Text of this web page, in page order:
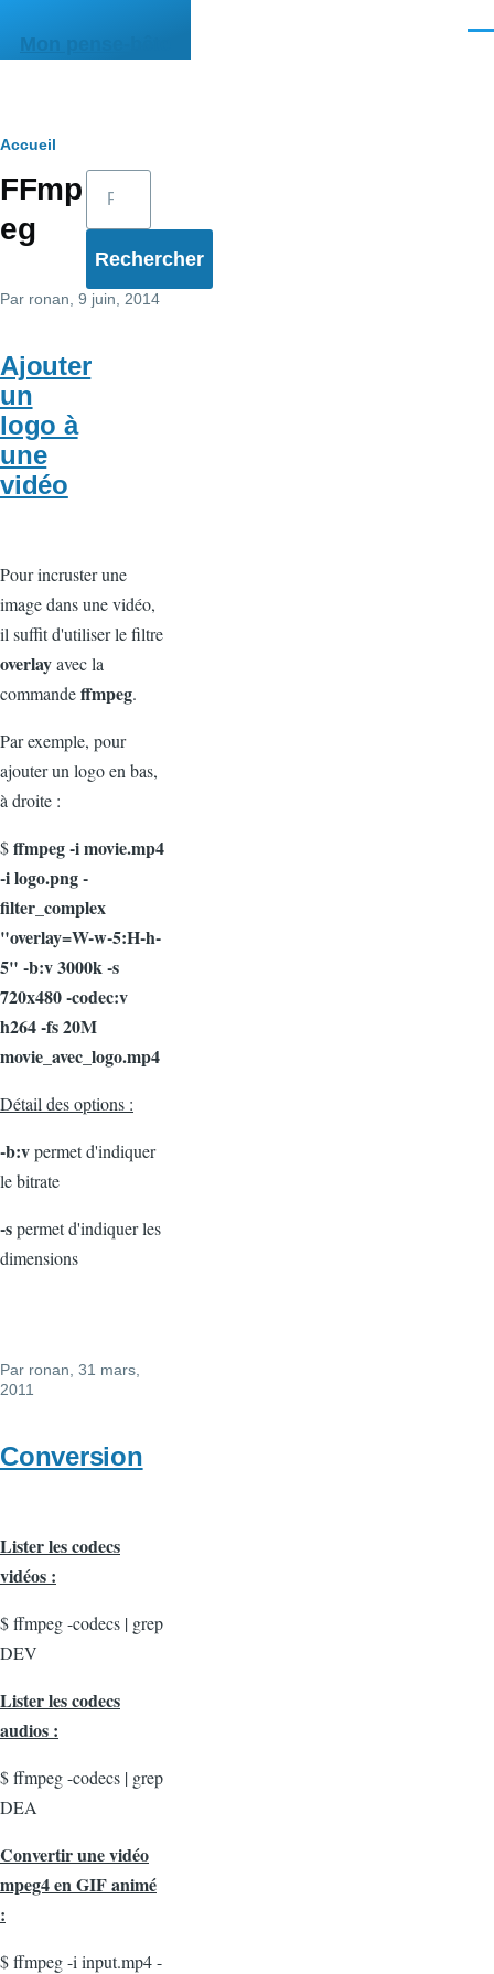
Mon pense-bête
Fil
d'Ariane
Accueil
FFmp
eg
Par ronan , 9 juin, 2014
Ajouter
un
logo à
une
vidéo
Pour incruster une
image dans une vidéo,
il suffit d'utiliser le filtre
overlayavec la
commandeffmpeg.
Par exemple, pour
ajouter un logo en bas,
à droite :
$ffmpeg -i movie.mp4
-i logo.png-
filter_complex
"overlay=W-w-5:H-h-
5" -b:v 3000k -s
720x480 -codec:v
h264 -fs 20M
movie_avec_logo.mp4
Détail des options :
-b:vpermet d'indiquer
le bitrate
-spermet d'indiquer les
dimensions
Par ronan , 31 mars,
2011
Conversion
Lister les codecs
vidéos :
$ ffmpeg -codecs | grep
DEV
Lister les codecs
audios :
$ ffmpeg -codecs | grep
DEA
Convertir une vidéo
mpeg4 en GIF animé
:
$ ffmpeg -i input.mp4 -